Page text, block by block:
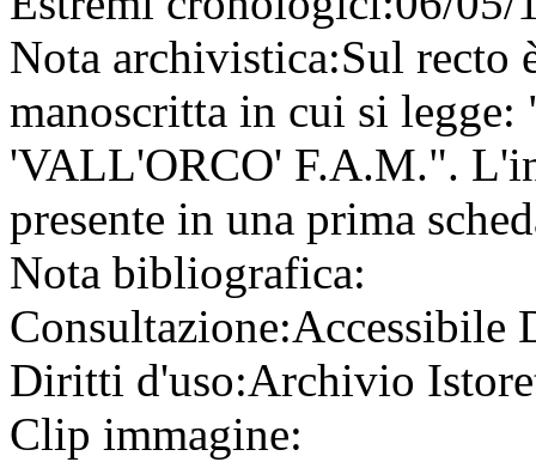
Nota archivistica:Sul recto
manoscritta in cui si
'VALL'ORCO' F.A.M.".
presente in una prima
Nota bibliografica:
Consultazione:Accessibile
Diritti d'uso:Archivio
Clip immagine: